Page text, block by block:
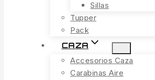
Sillas
Tupper
Pack
CAZA
Accesorios Caza
Carabinas Aire